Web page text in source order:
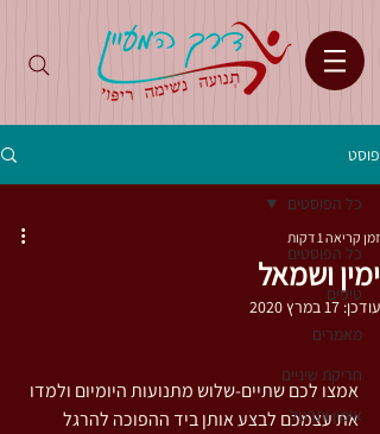
פוסט
כל הפוסטים
טיפים
מאמרים
חריקת שיניים
אימון ותרגול
כל הפוסטים
ימין ושמאל
זמן קריאה 1 דקות
עודכן:17 במרץ 2020
אמצו לכם שתיים-שלוש מתנועות היומיום ולמדו
את עצמכם לבצע אותן ביד ההפוכה להרגל